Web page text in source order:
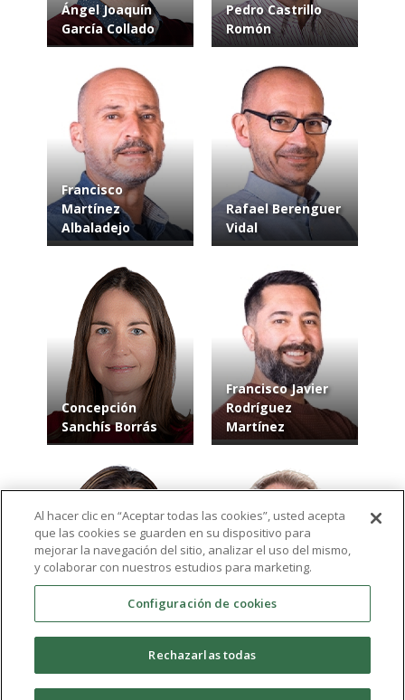
Ángel Joaquín
García Collado
Pedro Castrillo
Romón
Francisco
Martínez
Albaladejo
Rafael Berenguer
Vidal
Concepción
Sanchís Borrás
Francisco Javier
Rodríguez
Martínez
Clara Máximo
Gutiérrez
Rafael
Melendreras Ruiz
Al hacer clic en “Aceptar todas las cookies”, usted acepta
que las cookies se guarden en su dispositivo para
mejorar la navegación del sitio, analizar el uso del mismo,
y colaborar con nuestros estudios para marketing.
Configuración de cookies
Rechazarlas todas